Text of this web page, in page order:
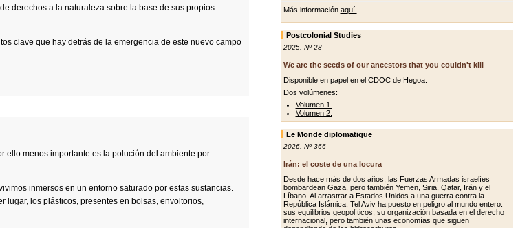
Más información aquí.
Postcolonial Studies
2025, Nº 28
We are the seeds of our ancestors that you couldn't kill
Disponible en papel en el CDOC de Hegoa.
Dos volúmenes:
Volumen 1.
Volumen 2.
Le Monde diplomatique
2026, Nº 366
Irán: el coste de una locura
Desde hace más de dos años, las Fuerzas Armadas israelíes
bombardean Gaza, pero también Yemen, Siria, Qatar, Irán y el
Líbano. Al arrastrar a Estados Unidos a una guerra contra la
República Islámica, Tel Aviv ha puesto en peligro al mundo entero:
sus equilibrios geopolíticos, su organización basada en el derecho
internacional, pero también unas economías que siguen
derechos a la naturaleza sobre la base de sus propios
clave que hay detrás de la emergencia de este nuevo campo
ello menos importante es la polución del ambiente por
inmersos en un entorno saturado por estas sustancias.
lugar, los plásticos, presentes en bolsas, envoltorios,